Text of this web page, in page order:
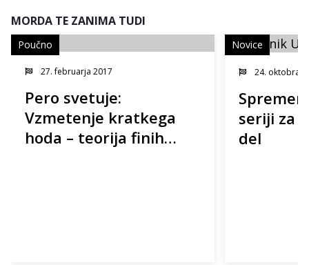
MORDA TE ZANIMA TUDI
27. februarja 2017
Pero svetuje:
Vzmetenje kratkega
hoda – teorija finih
Poučno
24. oktobra
seriji za
del
Novice